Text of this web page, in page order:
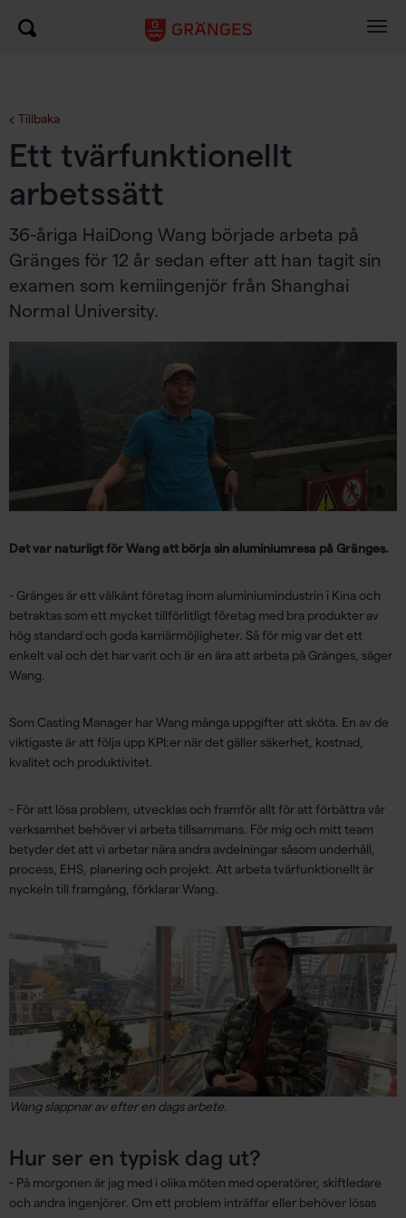
Tillbaka
Ett tvärfunktionellt
arbetssätt
36-åriga HaiDong Wang började arbeta på
Gränges för 12 år sedan efter att han tagit sin
examen som kemiingenjör från Shanghai
Normal University.
Det var naturligt för Wang att börja sin aluminiumresa på Gränges.
- Gränges är ett välkänt företag inom aluminiumindustrin i Kina och
betraktas som ett mycket tillförlitligt företag med bra produkter av
hög standard och goda karriärmöjligheter. Så för mig var det ett
enkelt val och det har varit och är en ära att arbeta på Gränges, säger
Wang.
Som Casting Manager har Wang många uppgifter att sköta. En av de
viktigaste är att följa upp KPI:er när det gäller säkerhet, kostnad,
kvalitet och produktivitet.
- För att lösa problem, utvecklas och framför allt för att förbättra vår
verksamhet behöver vi arbeta tillsammans. För mig och mitt team
betyder det att vi arbetar nära andra avdelningar såsom underhåll,
process, EHS, planering och projekt. Att arbeta tvärfunktionellt är
nyckeln till framgång, förklarar Wang.
Wang slappnar av efter en dags arbete.
Hur ser en typisk dag ut?
- På morgonen är jag med i olika möten med operatörer, skiftledare
och andra ingenjörer. Om ett problem inträffar eller behöver lösas